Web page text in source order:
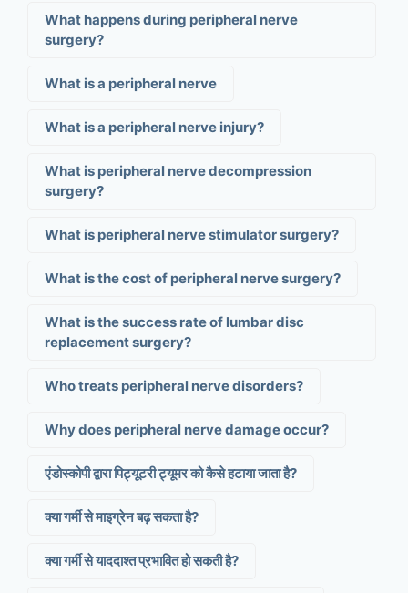
What happens during peripheral nerve
surgery?
What is a peripheral nerve
What is a peripheral nerve injury?
What is peripheral nerve decompression
surgery?
What is peripheral nerve stimulator surgery?
What is the cost of peripheral nerve surgery?
What is the success rate of lumbar disc
replacement surgery?
Who treats peripheral nerve disorders?
Why does peripheral nerve damage occur?
एंडोस्कोपी द्वारा पिट्यूटरी ट्यूमर को कैसे हटाया जाता है?
क्या गर्मी से माइग्रेन बढ़ सकता है?
क्या गर्मी से याददाश्त प्रभावित हो सकती है?